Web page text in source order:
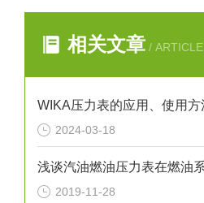
相关文章 / ARTICLE
2024-03-18
2019-11-28